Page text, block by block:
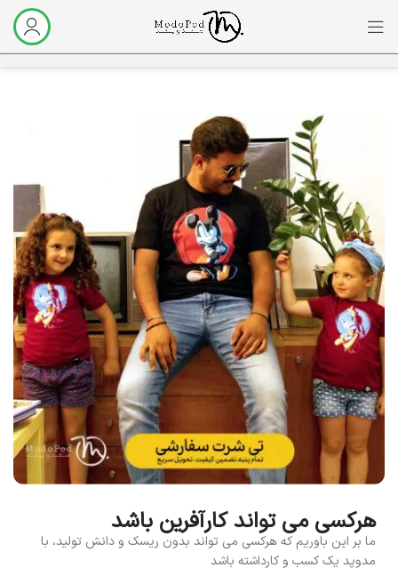
هرکسی می تواند کارآفرین باشد
ما بر این باوریم که هرکسی می تواند بدون ریسک و دانش تولید، با
مدوپد یک کسب و کارداشته باشد